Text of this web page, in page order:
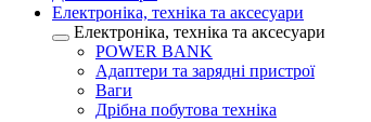
Електроніка, техніка та аксесуари
Електроніка, техніка та аксесуари
POWER BANK
Адаптери та зарядні пристрої
Ваги
Дрібна побутова техніка